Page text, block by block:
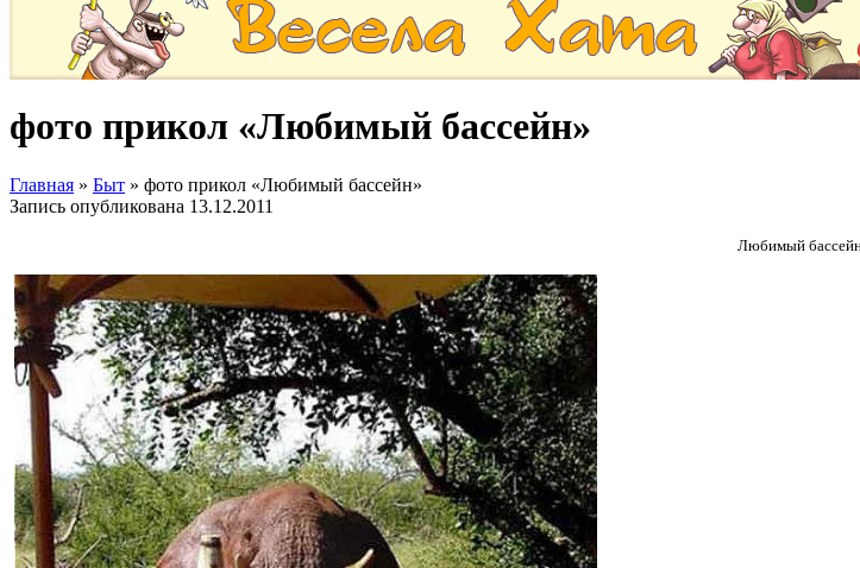
фото прикол «Любимый бассейн»
Главная » Быт » фото прикол «Любимый бассейн»
Запись опубликована 13.12.2011
Любимый